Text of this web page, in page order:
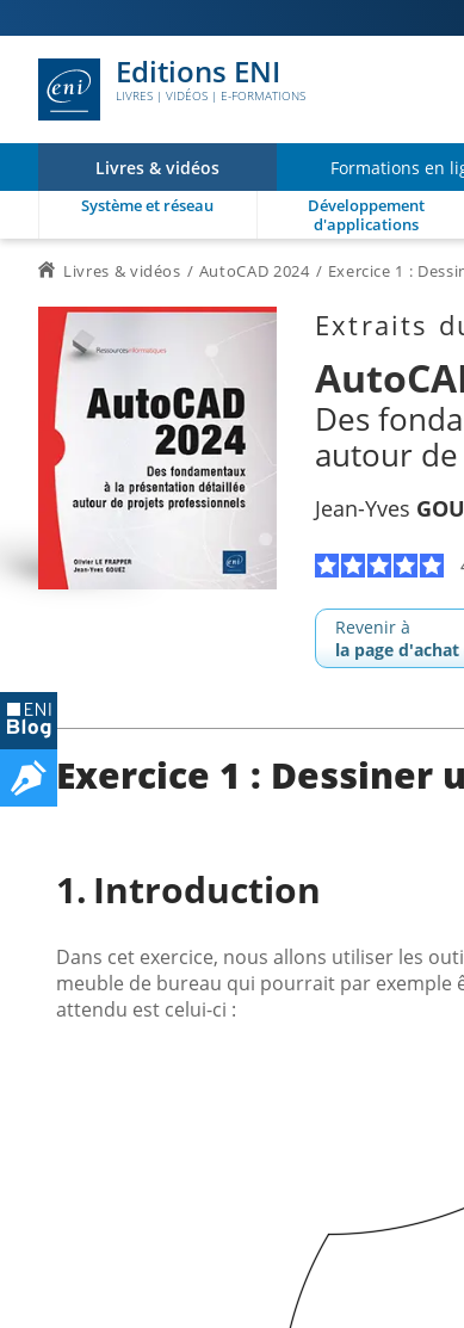
Editions ENI
LIVRES | VIDÉOS | E-FORMATIONS
Livres & vidéos Formations en
Système et réseau
Développement
d'applications
Livres & vidéos AutoCAD 2024 Exercice 1 :
Extraits
Des
autour
Jean-Yves
Revenir à
la page
Exercice 1 : Dessiner
Introduction
Dans cet exercice, nous allons utiliser les
meuble de bureau qui pourrait par exemple
attendu est celui-ci :